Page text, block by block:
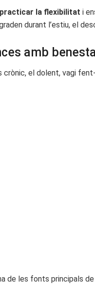
la flexibilitat i
durant l’estiu, el
amb
crònic, el dolent, vagi
de les fonts principals